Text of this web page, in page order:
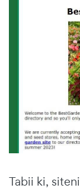
Tabii ki,